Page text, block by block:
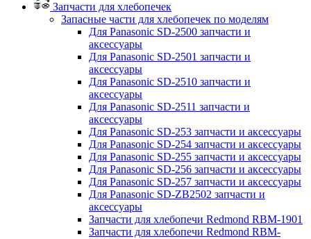
Запчасти для хлебопечек
Запасные части для хлебопечек по моделям
Для Panasonic SD-2500 запчасти и
аксессуары
Для Panasonic SD-2501 запчасти и
аксессуары
Для Panasonic SD-2510 запчасти и
аксессуары
Для Panasonic SD-2511 запчасти и
аксессуары
Для Panasonic SD-253 запчасти и аксессуары
Для Panasonic SD-254 запчасти и аксессуары
Для Panasonic SD-255 запчасти и аксессуары
Для Panasonic SD-256 запчасти и аксессуары
Для Panasonic SD-257 запчасти и аксессуары
Для Panasonic SD-ZB2502 запчасти и
аксессуары
Запчасти для хлебопечи Redmond RBM-1901
Запчасти для хлебопечи Redmond RBM-